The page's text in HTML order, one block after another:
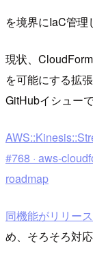
を境界にIaC管理
現状、
を可能にする拡
GitHubイシュー
#768 · aws-
roadmap
同機能がリリー
め、そろそろ対